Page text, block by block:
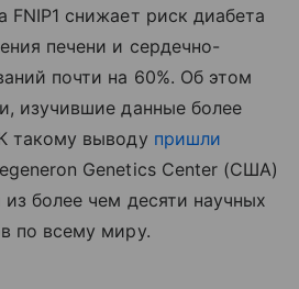
FNIP1 снижает риск диабета
печени и сердечно-
почти на 60%. Об этом
изучившие данные более
такому выводу пришли
Genetics Center (США)
более чем десяти научных
по всему миру.